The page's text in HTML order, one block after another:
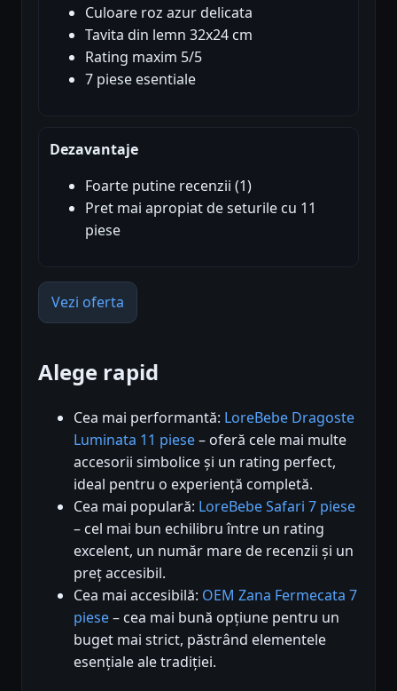
Culoare roz azur delicata
Tavita din lemn 32x24 cm
Rating maxim 5/5
7 piese esentiale
Dezavantaje
Foarte putine recenzii (1)
Pret mai apropiat de seturile cu 11
piese
Vezi oferta
Alege rapid
Cea mai performantă: LoreBebe Dragoste
Luminata 11 piese– oferă cele mai multe
accesorii simbolice și un rating perfect,
ideal pentru o experiență completă.
Cea mai populară: LoreBebe Safari 7 piese
– cel mai bun echilibru între un rating
excelent, un număr mare de recenzii și un
preț accesibil.
Cea mai accesibilă: OEM Zana Fermecata 7
piese– cea mai bună opțiune pentru un
buget mai strict, păstrând elementele
esențiale ale tradiției.